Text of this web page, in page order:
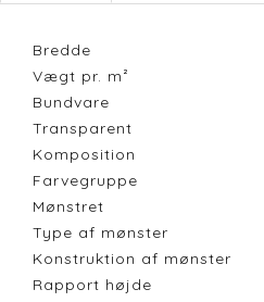
Bredde
Vægt pr. m²
Bundvare
Transparent
Komposition
Farvegruppe
Mønstret
Type af mønster
Konstruktion af mønster
Rapport højde